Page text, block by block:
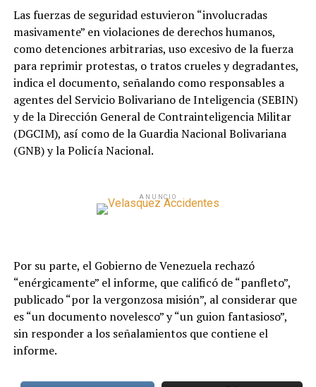
Las fuerzas de seguridad estuvieron “involucradas
masivamente” en violaciones de derechos humanos,
como detenciones arbitrarias, uso excesivo de la fuerza
para reprimir protestas, o tratos crueles y degradantes,
indica el documento, señalando como responsables a
agentes del Servicio Bolivariano de Inteligencia (SEBIN)
y de la Dirección General de Contrainteligencia Militar
(DGCIM), así como de la Guardia Nacional Bolivariana
(GNB) y la Policía Nacional.
ANUNCIO
Por su parte, el Gobierno de Venezuela rechazó
“enérgicamente” el informe, que calificó de “panfleto”,
publicado “por la vergonzosa misión”, al considerar que
es “un documento novelesco” y “un guion fantasioso”,
sin responder a los señalamientos que contiene el
informe.